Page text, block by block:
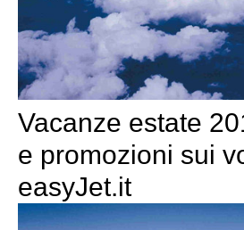
Vacanze estate
e promozioni sui
easyJet.it